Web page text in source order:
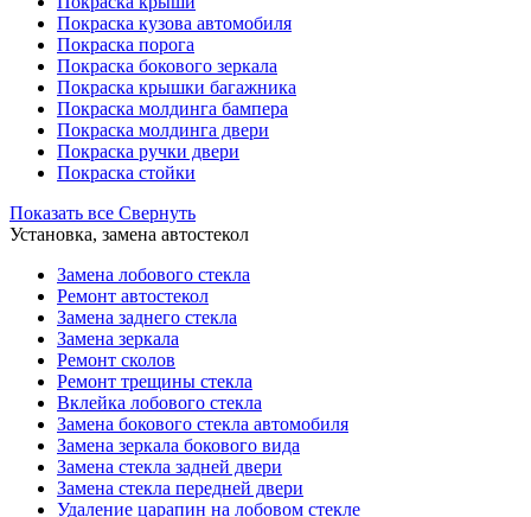
Покраска кузова автомобиля
Покраска порога
Покраска бокового зеркала
Покраска крышки багажника
Покраска молдинга бампера
Покраска молдинга двери
Покраска ручки двери
Покраска стойки
Показать все Свернуть
Установка, замена автостекол
Замена лобового стекла
Ремонт автостекол
Замена заднего стекла
Замена зеркала
Ремонт сколов
Ремонт трещины стекла
Вклейка лобового стекла
Замена бокового стекла автомобиля
Замена зеркала бокового вида
Замена стекла задней двери
Замена стекла передней двери
Удаление царапин на лобовом стекле